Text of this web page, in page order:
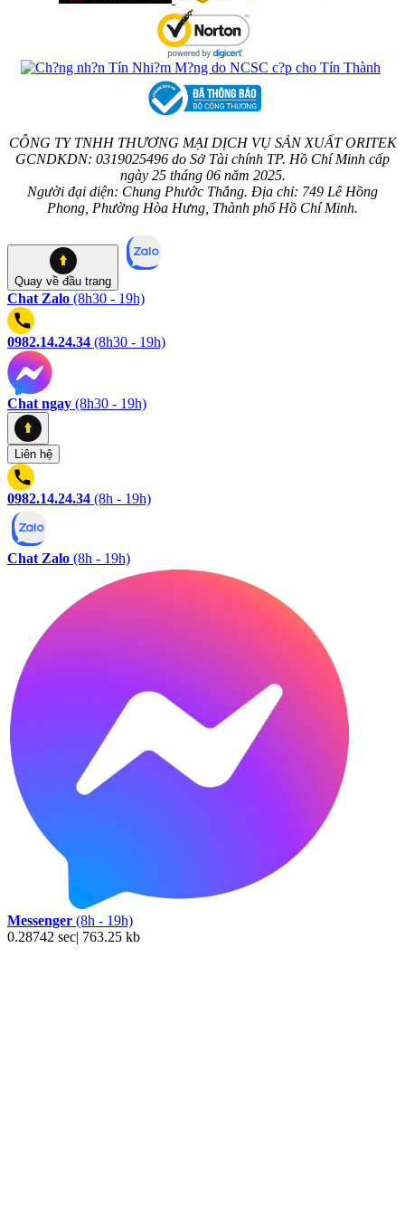
CÔNG TY TNHH THƯƠNG MẠI DỊCH VỤ SẢN XUẤT ORITEK
GCNDKDN: 0319025496 do Sở Tài chính TP. Hồ Chí Minh cấp
ngày 25 tháng 06 năm 2025.
Người đại diện: Chung Phước Thắng. Địa chỉ: 749 Lê Hồng
Phong, Phường Hòa Hưng, Thành phố Hồ Chí Minh.
Quay về đầu trang
Chat Zalo (8h30 - 19h)
0982.14.24.34 (8h30 - 19h)
Chat ngay (8h30 - 19h)
Liên hệ
0982.14.24.34 (8h - 19h)
Chat Zalo (8h - 19h)
Messenger (8h - 19h)
0.28742 sec| 763.25 kb